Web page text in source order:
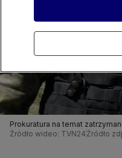
Prokuratura na temat
Źródło wideo: TVN24 Źródło